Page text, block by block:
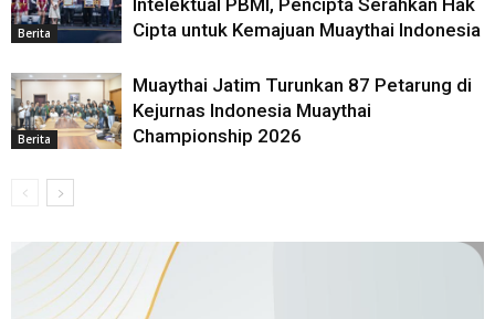
Berita
Intelektual PBMI, Pencipta Serahkan Hak
Cipta untuk Kemajuan Muaythai Indonesia
Berita
Muaythai Jatim Turunkan 87 Petarung di
Kejurnas Indonesia Muaythai
Championship 2026